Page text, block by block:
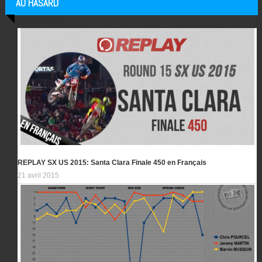
AU HASARD
Articles au hasard
REPLAY SX US 2015: Santa Clara Finale 450 en Français
21 avril 2015